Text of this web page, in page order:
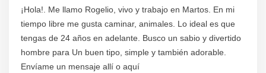
¡Hola!. Me llamo Rogelio, vivo y trabajo en Martos. En mi
tiempo libre me gusta caminar, animales. Lo ideal es que
tengas de 24 años en adelante. Busco un sabio y divertido
hombre para Un buen tipo, simple y también adorable.
Envíame un mensaje allí o aquí